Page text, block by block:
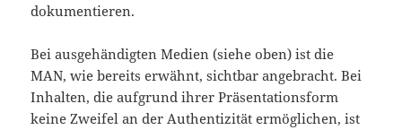
dokumentieren.
Bei ausgehändigten Medien (siehe oben) ist die
MAN, wie bereits erwähnt, sichtbar angebracht. Bei
Inhalten, die aufgrund ihrer Präsentationsform
keine Zweifel an der Authentizität ermöglichen, ist